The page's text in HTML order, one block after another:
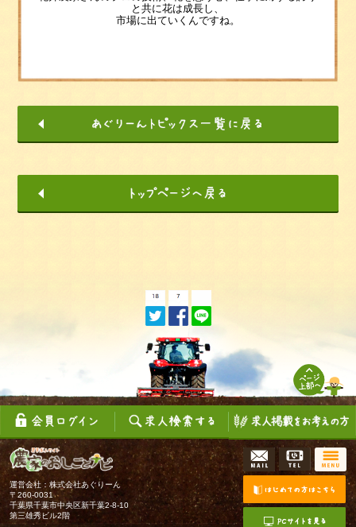
と共に花は成長し、
市場に出ていくんですね。
運営会社：株式会社あぐりーん
〒260-0031
千葉県千葉市中央区新千葉2-8-10
第三雄秀ビル2階